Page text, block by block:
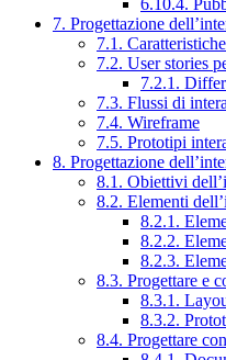
6.10.4.
7. Progettazione
7.1.
7.2. User stories
7.2.1.
7.3. Flussi di
7.4. Wireframe
7.5. Prototipi
8. Progettazione
8.1. Obiettivi
8.2. Elementi
8.2.1.
8.2.2.
8.2.3.
8.3. Progettare e
8.3.1.
8.3.2.
8.4. Progettare